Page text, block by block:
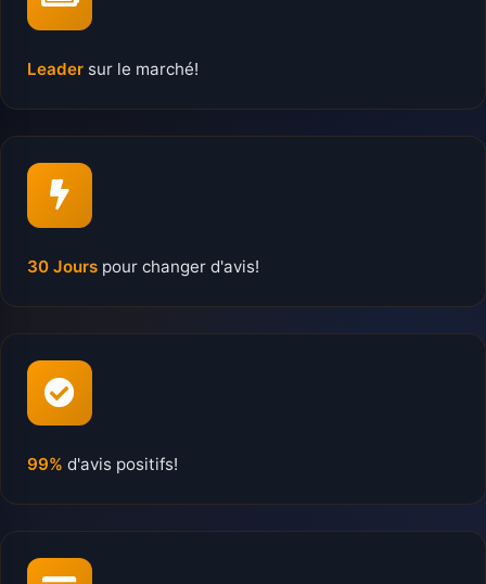
Leader sur le marché!
30 Jours pour changer d'avis!
99% d'avis positifs!